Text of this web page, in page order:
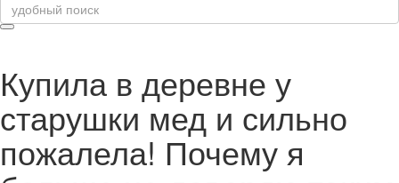
Купила в деревне у
старушки мед и сильно
пожалела! Почему я